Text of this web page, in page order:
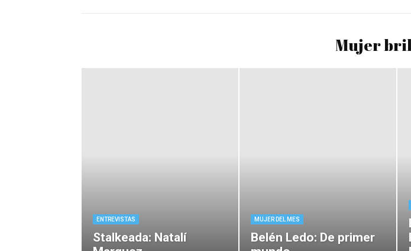
Mujer
ENTREVISTAS
Stalkeada: Natalí
MUJER DEL MES
Belén Ledo: De primer